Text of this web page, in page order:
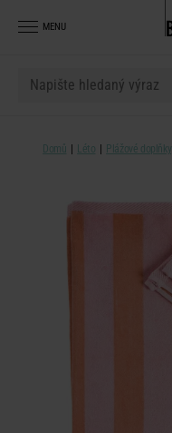
MENU
Domů Léto Plážové doplňky